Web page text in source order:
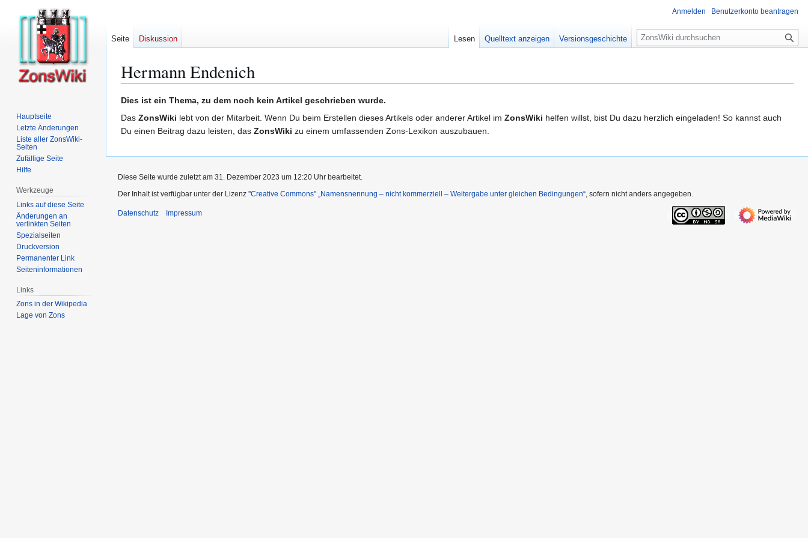
Hermann Endenich
Zur
Navigation
springen
Zur
Suche
springen
Dies ist ein Thema, zu dem noch kein Artikel geschrieben wurde.
Das ZonsWiki lebt von der Mitarbeit. Wenn Du beim Erstellen dieses Artikels oder anderer Artikel im ZonsWiki helfen willst, bist Du dazu herzlich eingeladen! So kannst auch
Du einen Beitrag dazu leisten, das ZonsWiki zu einem umfassenden Zons-Lexikon auszubauen.
Anmelden Benutzerkonto beantragen
Seite Diskussion Lesen Quelltext anzeigen Versionsgeschichte
S
u
e
Hauptseite
Letzte Änderungen
Liste aller ZonsWiki-
Seiten
Zufällige Seite
Hilfe
Werkzeuge
Links auf diese Seite
Änderungen an
verlinkten Seiten
Spezialseiten
Druckversion
Permanenter Link
Seiten­­informationen
Links
Zons in der Wikipedia
Lage von Zons
Diese Seite wurde zuletzt am 31. Dezember 2023 um 12:20 Uhr bearbeitet.
Der Inhalt ist verfügbar unter der Lizenz ''Creative Commons'' „Namensnennung – nicht kommerziell – Weitergabe unter gleichen Bedingungen“, sofern nicht anders angegeben.
Datenschutz Impressum